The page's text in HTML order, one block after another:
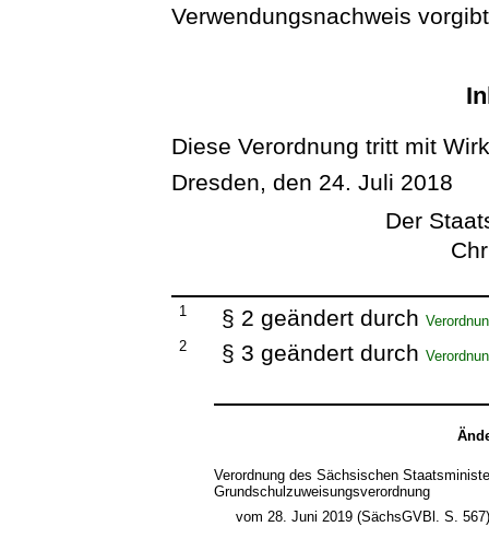
Verwendungsnachweis
Diese Verordnung tritt mit
Dresden, den 24. Juli 2018
Der
1 § 2 geändert durch
2
§ 3 geändert durch
Verordnung des Sächsischen
Grundschulzuweisungsverordnung
vom 28. Juni 2019 (SächsGVBl. S. 567)